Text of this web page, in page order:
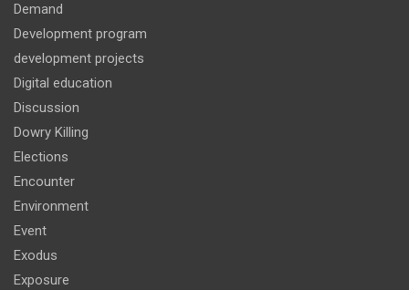
Demand
Development program
development projects
Digital education
Discussion
Dowry Killing
Elections
Encounter
Environment
Event
Exodus
Exposure